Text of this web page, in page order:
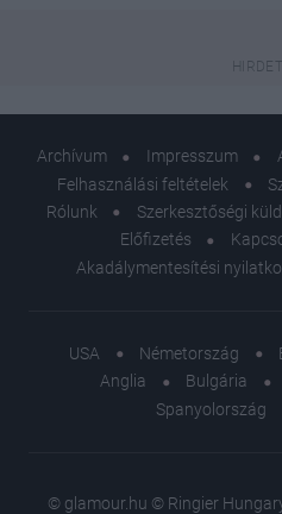
Archívum Impresszum
Felhasználási feltételek
Rólunk
Szerkesztőségi
Előfizetés
Akadálymentesítési
USA Németország
Anglia
Bulgária
Spanyolország
© glamour.hu © Ringier